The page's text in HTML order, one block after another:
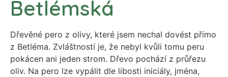
Betlémská
Dřevěné pero z olivy, které jsem nechal dovést přímo
z Betléma. Zvláštností je, že nebyl kvůli tomu peru
pokácen ani jeden strom. Dřevo pochází z průřezu
oliv. Na pero lze vypálit dle libosti iniciály, jména,